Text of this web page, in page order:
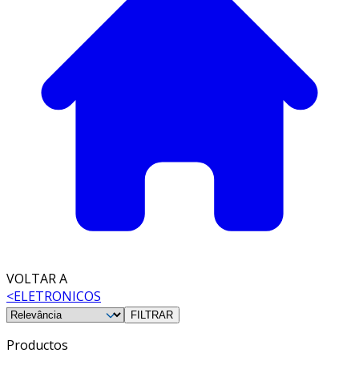
VOLTAR A
<ELETRONICOS
FILTRAR
Productos